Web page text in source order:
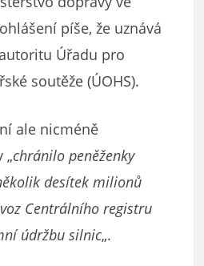
píše, že uznává
Úřadu pro
soutěže (ÚOHS).
ale nicméně
„chránilo peněženky
desítek milionů
Centrálního registru
údržbu silnic„.